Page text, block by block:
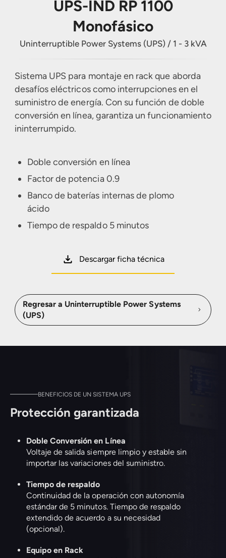
Other Services
UPS Battery
UPS-IND RP 1100
Monofásico
Uninterruptible Power Systems (UPS) / 1 - 3 kVA
Sistema UPS para montaje en rack que aborda
desafíos eléctricos como interrupciones en el
suministro de energía. Con su función de doble
conversión en línea, garantiza un funcionamiento
ininterrumpido.
Doble conversión en línea
Factor de potencia 0.9
Banco de baterías internas de plomo
ácido
Tiempo de respaldo 5 minutos
Descargar ficha técnica
Regresar a Uninterruptible Power Systems
(UPS)
BENEFICIOS DE UN SISTEMA UPS
Protección garantizada
Doble Conversión en Línea
Voltaje de salida siempre limpio y estable sin
importar las variaciones del suministro.
Tiempo de respaldo
Continuidad de la operación con autonomía
estándar de 5 minutos. Tiempo de respaldo
extendido de acuerdo a su necesidad
(opcional).
Equipo en Rack